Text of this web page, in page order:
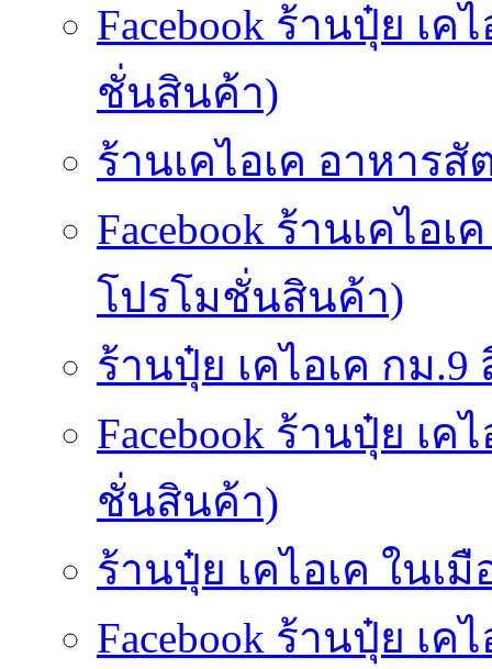
Facebook ร้านปุ๋ย เ
ชั่นสินค้า)
ร้านเคไอเค อาหาร
Facebook ร้านเคไ
โปรโมชั่นสินค้า)
ร้านปุ๋ย เคไอเค กม
Facebook ร้านปุ๋ย เ
ชั่นสินค้า)
ร้านปุ๋ย เคไอเค ในเ
Facebook ร้านปุ๋ย เค